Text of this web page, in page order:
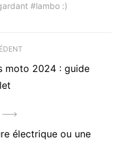
#lambo :)
moto 2024 : guide
électrique ou une